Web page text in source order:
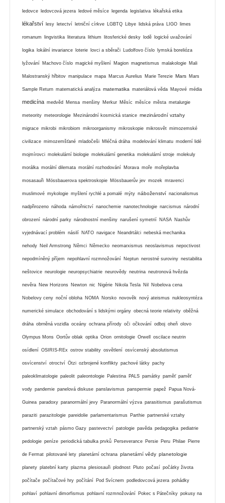
ledovce ledovcová jezera ledové měsíce legenda legislativa lékařská etika
lékařství lesy letectví letniční církve LGBTQ Libye lidská práva LIGO limes
romanum lingvistika literatura lithium litosferické desky lodě logické uvažování
logika lokální invariance loterie lovci a sběrači Ludolfovo číslo lymská borelióza
lyžování Machovo číslo magické myšlení Magion magnetismus malakologie Mali
Malostranský hřbitov manipulace mapa Marcus Aurelius Marie Terezie Mars Mars
Sample Return matematická analýza matematika materiálová věda Mayové média
medicína medvěd Mensa menšiny Merkur Měsíc měsíce města metalurgie
meteority meteorologie Mezinárodní kosmická stanice mezinárodní vztahy
migrace mikrobi mikrobiom mikroorganismy mikroskopie mikrosvět mimozemské
civilizace mimozemšťané mladočeši Mléčná dráha modelování klimatu moderní lidé
mojmírovci molekulární biologie molekulární genetika molekulární stroje molekuly
morálka morální dilemata morální rozhodování Morava moře mořeplavba
mosasauři Mössbauerova spektroskopie Mössbauerův jev mozek mravenci
muslimové mykologie myšlení rychlé a pomalé mýty náboženství nacionalismus
nadpřirozeno náhoda námořnictví nanochemie nanotechnologie narcismus národní
obrození národní parky národnostní menšiny narušení symetrií NASA Nashův
vyjednávací problém násilí NATO navigace Neandrtálci nebeská mechanika
nehody Neil Armstrong Němci Německo neomarxismus neoslavismus nepoctivost
nepodmíněný příjem nepohlavní rozmnožování Neptun nerostné suroviny nestabilita
neštovice neurologie neuropsychiatrie neurovědy neutrina neutronová hvězda
nevěra New Horizons Newton nic Nigérie Nikola Tesla Nil Nobelova cena
Nobelovy ceny noční obloha NOMA Norsko novověk nový ateismus nukleosyntéza
numerické simulace obchodování s lidskými orgány obecná teorie relativity oběžná
dráha obrněná vozidla oceány ochrana přírody oči očkování odboj oheň olovo
Olympus Mons Oortův oblak optika Orion ornitologie Orwell oscilace neutrin
osídlení OSIRIS-REx ostrov stability osvětlení osvícenský absolutismus
osvícenství otroctví Ötzi ozbrojené konflikty pachové látky pachy
paleoklimatologie paleolit paleontologie Palestina PALS památky paměť paměť
vody pandemie panelová diskuse panslavismus panspermie papež Papua Nová-
Guinea paradoxy paranormální jevy Paranormální výzva parasitismus parašutismus
paraziti parazitologie pareidolie parlamentarismus Parthie partnerské vztahy
partnerský vztah pásmo Gazy pastevectví patologie pavěda pedagogika pediatrie
pedologie peníze periodická tabulka prvků Perseverance Persie Peru Philae Pierre
de Fermat pilotované lety planetární ochrana planetární vědy planetologie
planety platební karty plazma plesiosauři plodnost Pluto počasí počátky života
počítače počítačové hry počítání Pod Svícnem podledovcová jezera pohádky
pohlaví pohlavní dimorfismus pohlavní rozmnožování Pokec s Pátečníky pokusy na